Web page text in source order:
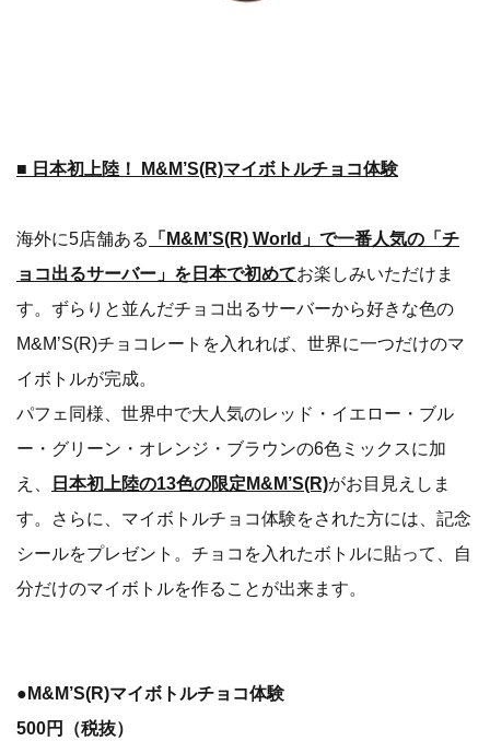
■ 日本初上陸！ M&M’S(R)マイボトルチョコ体験
海外に5店舗ある
「M&M’S(R) World」で一番人気の「チ
ョコ出るサーバー」を日本で初めてお楽しみいただけま
す。ずらりと並んだチョコ出るサーバーから好きな色の
M&M’S(R)チョコレートを入れれば、世界に一つだけのマ
イボトルが完成。
パフェ同様、世界中で大人気のレッド・イエロー・ブル
ー・グリーン・オレンジ・ブラウンの6色ミックスに加
え、
日本初上陸の13色の限定M&M’S(R)がお目見えしま
す。さらに、マイボトルチョコ体験をされた方には、記念
シールをプレゼント。チョコを入れたボトルに貼って、自
分だけのマイボトルを作ることが出来ます。
●M&M’S(R)マイボトルチョコ体験
500円（税抜）